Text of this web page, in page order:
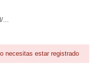
...
necesitas estar registrado